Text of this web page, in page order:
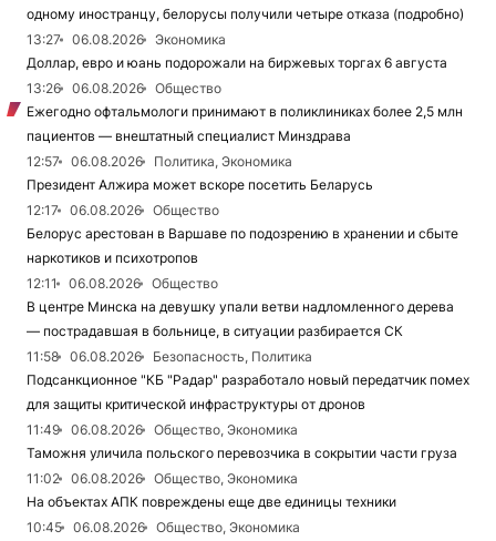
одному иностранцу, белорусы получили четыре отказа (подробно)
13:27
06.08.2026
Экономика
Доллар, евро и юань подорожали на биржевых торгах 6 августа
13:26
06.08.2026
Общество
Ежегодно офтальмологи принимают в поликлиниках более 2,5 млн
пациентов — внештатный специалист Минздрава
12:57
06.08.2026
Политика, Экономика
Президент Алжира может вскоре посетить Беларусь
12:17
06.08.2026
Общество
Белорус арестован в Варшаве по подозрению в хранении и сбыте
наркотиков и психотропов
12:11
06.08.2026
Общество
В центре Минска на девушку упали ветви надломленного дерева
— пострадавшая в больнице, в ситуации разбирается СК
11:58
06.08.2026
Безопасность, Политика
Подсанкционное "КБ "Радар" разработало новый передатчик помех
для защиты критической инфраструктуры от дронов
11:49
06.08.2026
Общество, Экономика
Таможня уличила польского перевозчика в сокрытии части груза
11:02
06.08.2026
Общество, Экономика
На объектах АПК повреждены еще две единицы техники
10:45
06.08.2026
Общество, Экономика